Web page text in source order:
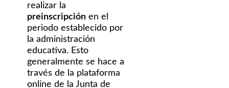
realizar la
preinscripción en el
periodo establecido por
la administración
educativa. Esto
generalmente se hace a
través de la plataforma
online de la Junta de